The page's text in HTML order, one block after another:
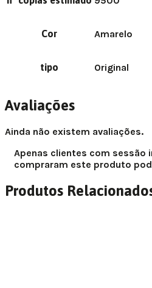
Cor Amarelo
tipo Original
Avaliações
Ainda não existem avaliações.
Apenas clientes com sessão
compraram este produto
Produtos